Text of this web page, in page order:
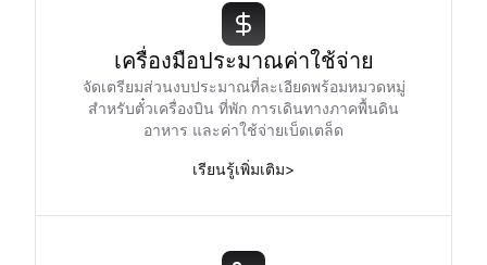
เครื่องมือประมาณค่าใช้จ่าย
จัดเตรียมส่วนงบประมาณที่ละเอียดพร้อมหมวดหมู่
สำหรับตั๋วเครื่องบิน ที่พัก การเดินทางภาคพื้นดิน
อาหาร และค่าใช้จ่ายเบ็ดเตล็ด
เรียนรู้เพิ่มเติม>